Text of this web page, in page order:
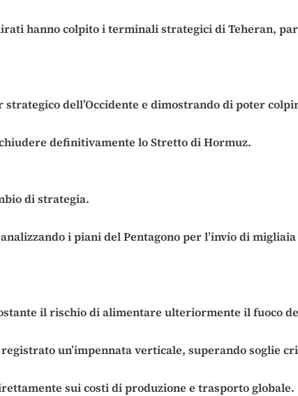
hanno colpito i terminali strategici di Teheran,
dell’Occidente e dimostrando di poter
definitivamente lo Stretto di Hormuz.
di strategia.
i piani del Pentagono per l’invio di
il rischio di alimentare ulteriormente il fuoco
un’impennata verticale, superando soglie
sui costi di produzione e trasporto globale.